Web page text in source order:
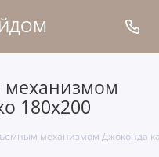
180х200
механизмом Джоконда